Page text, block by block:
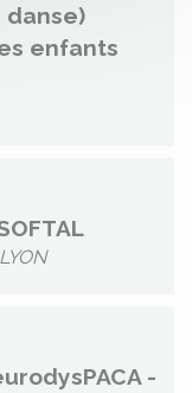
danse)
enfants
-